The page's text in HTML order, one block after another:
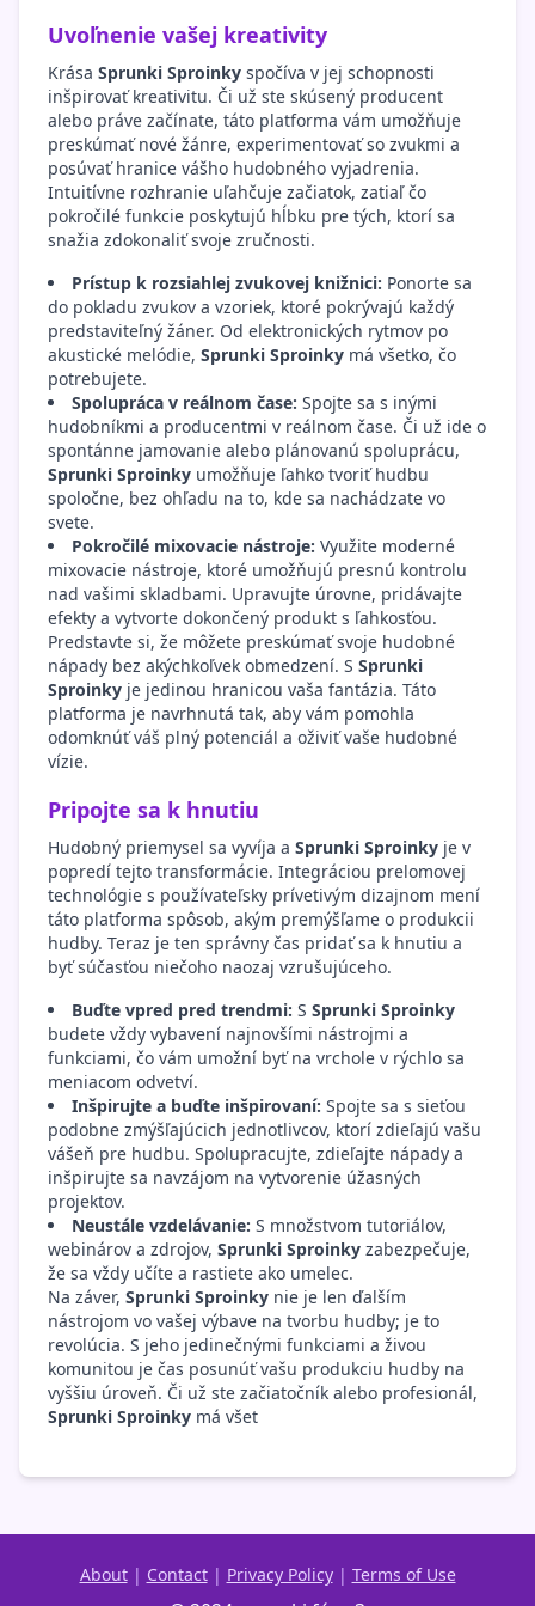
Uvoľnenie vašej kreativity
Krása Sprunki Sproinky spočíva v jej schopnosti
inšpirovať kreativitu. Či už ste skúsený producent
alebo práve začínate, táto platforma vám umožňuje
preskúmať nové žánre, experimentovať so zvukmi a
posúvať hranice vášho hudobného vyjadrenia.
Intuitívne rozhranie uľahčuje začiatok, zatiaľ čo
pokročilé funkcie poskytujú hĺbku pre tých, ktorí sa
snažia zdokonaliť svoje zručnosti.
Prístup k rozsiahlej zvukovej knižnici: Ponorte sa
do pokladu zvukov a vzoriek, ktoré pokrývajú každý
predstaviteľný žáner. Od elektronických rytmov po
akustické melódie, Sprunki Sproinky má všetko, čo
potrebujete.
Spolupráca v reálnom čase: Spojte sa s inými
hudobníkmi a producentmi v reálnom čase. Či už ide o
spontánne jamovanie alebo plánovanú spoluprácu,
Sprunki Sproinky umožňuje ľahko tvoriť hudbu
spoločne, bez ohľadu na to, kde sa nachádzate vo
svete.
Pokročilé mixovacie nástroje: Využite moderné
mixovacie nástroje, ktoré umožňujú presnú kontrolu
nad vašimi skladbami. Upravujte úrovne, pridávajte
efekty a vytvorte dokončený produkt s ľahkosťou.
Predstavte si, že môžete preskúmať svoje hudobné
nápady bez akýchkoľvek obmedzení. S Sprunki
Sproinky je jedinou hranicou vaša fantázia. Táto
platforma je navrhnutá tak, aby vám pomohla
odomknúť váš plný potenciál a oživiť vaše hudobné
vízie.
Pripojte sa k hnutiu
Hudobný priemysel sa vyvíja a Sprunki Sproinky je v
popredí tejto transformácie. Integráciou prelomovej
technológie s používateľsky prívetivým dizajnom mení
táto platforma spôsob, akým premýšľame o produkcii
hudby. Teraz je ten správny čas pridať sa k hnutiu a
byť súčasťou niečoho naozaj vzrušujúceho.
Buďte vpred pred trendmi: S Sprunki Sproinky
budete vždy vybavení najnovšími nástrojmi a
funkciami, čo vám umožní byť na vrchole v rýchlo sa
meniacom odvetví.
Inšpirujte a buďte inšpirovaní: Spojte sa s sieťou
podobne zmýšľajúcich jednotlivcov, ktorí zdieľajú vašu
vášeň pre hudbu. Spolupracujte, zdieľajte nápady a
inšpirujte sa navzájom na vytvorenie úžasných
projektov.
Neustále vzdelávanie: S množstvom tutoriálov,
webinárov a zdrojov, Sprunki Sproinky zabezpečuje,
že sa vždy učíte a rastiete ako umelec.
Na záver, Sprunki Sproinky nie je len ďalším
nástrojom vo vašej výbave na tvorbu hudby; je to
revolúcia. S jeho jedinečnými funkciami a živou
komunitou je čas posunúť vašu produkciu hudby na
vyššiu úroveň. Či už ste začiatočník alebo profesionál,
Sprunki Sproinky má všet
About| Contact| Privacy Policy| Terms of Use